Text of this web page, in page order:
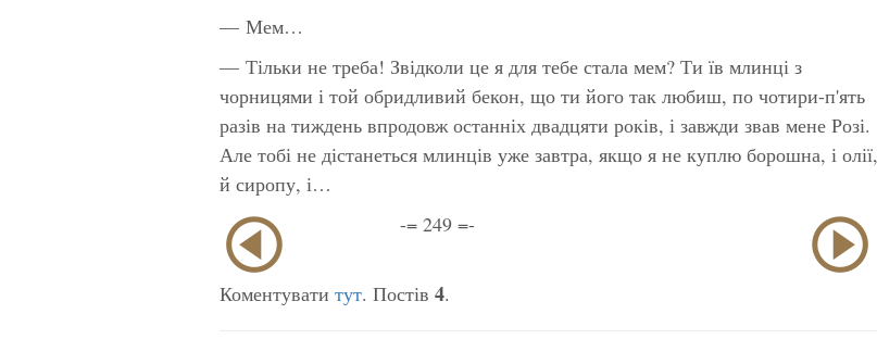
— Мем…
— Тільки не треба! Звідколи це я для тебе стала мем? Ти їв млинці з
чорницями і той обридливий бекон, що ти його так любиш, по чотири-п'ять
разів на тиждень впродовж останніх двадцяти років, і завжди звав мене Розі.
Але тобі не дістанеться млинців уже завтра, якщо я не куплю борошна, і олії,
й сиропу, і…
-= 249 =-
Коментувати тут. Постів 4.